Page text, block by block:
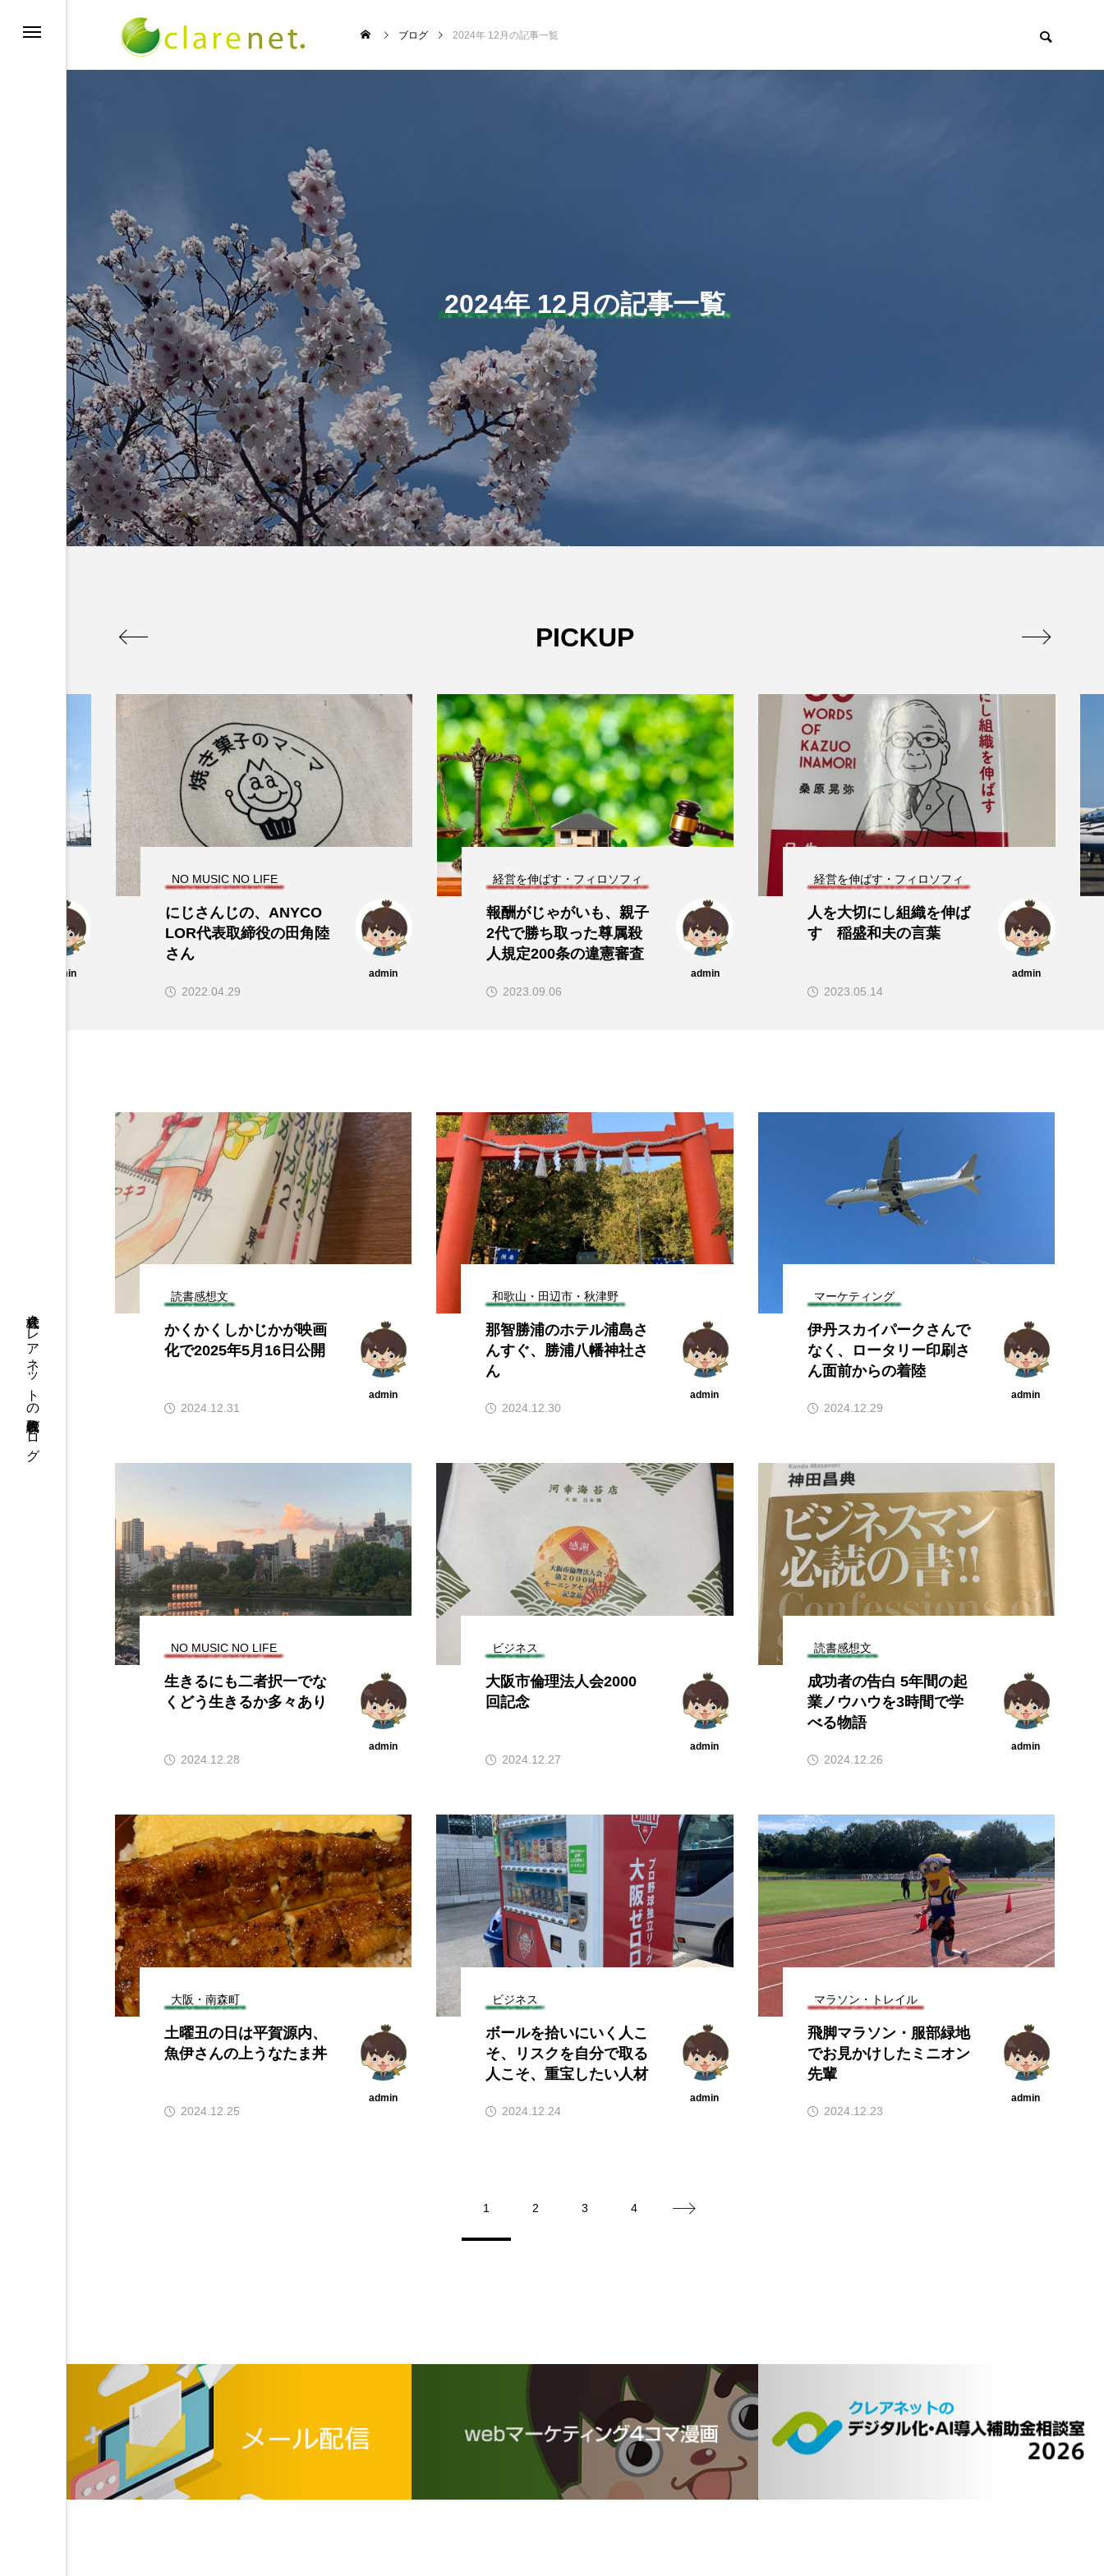
株式会社クレアネットの代表取締役ブログ
んででん
: 天神祭
admin
TECH BLOG
エレベーター広告とか
言うのか何なのか
admin
2026.04.10
W杯の優勝を目指す日
本代表と目標設定
2026.07.17

ブログ 2024年 12月の記事一覧
2024年 12月の記事一覧
PICKUP
admin
NO MUSIC NO LIFE
にじさんじの、ANYCO
LOR代表取締役の田角陸
さん
admin
2022.04.29
経営を伸ばす・フィロソフィ
報酬がじゃがいも、親子
2代で勝ち取った尊属殺
人規定200条の違憲審査
admin
2023.09.06
経営を伸ばす・フィロソフィ
人を大切にし組織を伸ば
す 稲盛和夫の言葉
admin
2023.05.14
 
読書感想文
かくかくしかじかが映画
化で2025年5月16日公開
admin
2024.12.31
和歌山・田辺市・秋津野
那智勝浦のホテル浦島さ
んすぐ、勝浦八幡神社さ
ん
admin
2024.12.30
マーケティング
伊丹スカイパークさんで
なく、ロータリー印刷さ
ん面前からの着陸
admin
2024.12.29
NO MUSIC NO LIFE
生きるにも二者択一でな
くどう生きるか多々あり
admin
2024.12.28
ビジネス
大阪市倫理法人会2000
回記念
admin
2024.12.27
読書感想文
成功者の告白 5年間の起
業ノウハウを3時間で学
べる物語
admin
2024.12.26
大阪・南森町
土曜丑の日は平賀源内、
魚伊さんの上うなたま丼
admin
2024.12.25
ビジネス
ボールを拾いにいく人こ
そ、リスクを自分で取る
人こそ、重宝したい人材
admin
2024.12.24
マラソン・トレイル
飛脚マラソン・服部緑地
でお見かけしたミニオン
先輩
admin
2024.12.23
1 2 3 4